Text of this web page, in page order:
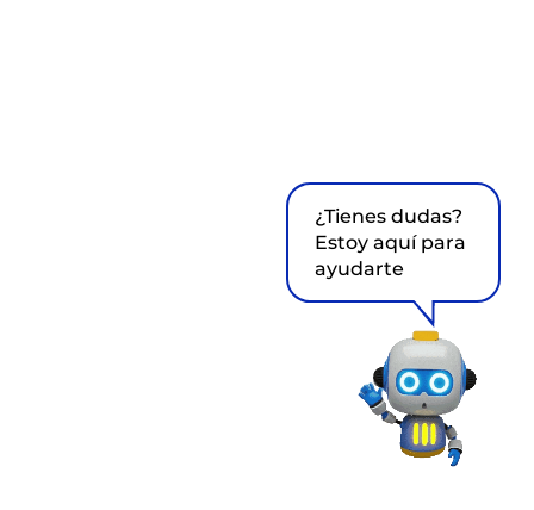
¿Tienes dudas?
Estoy aquí para
ayudarte